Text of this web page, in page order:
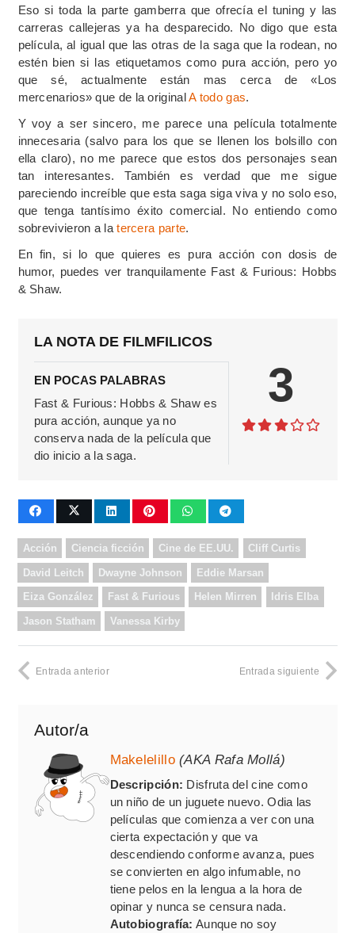
Eso si toda la parte gamberra que ofrecía el tuning y las
carreras callejeras ya ha desparecido. No digo que esta
película, al igual que las otras de la saga que la rodean, no
estén bien si las etiquetamos como pura acción, pero yo
que sé, actualmente están mas cerca de «Los
mercenarios» que de la originalA todo gas.
Y voy a ser sincero, me parece una película totalmente
innecesaria (salvo para los que se llenen los bolsillo con
ella claro), no me parece que estos dos personajes sean
tan interesantes. También es verdad que me sigue
pareciendo increíble que esta saga siga viva y no solo eso,
que tenga tantísimo éxito comercial. No entiendo como
sobrevivieron a latercera parte.
En fin, si lo que quieres es pura acción con dosis de
humor, puedes ver tranquilamente Fast & Furious: Hobbs
& Shaw.
LA NOTA DE FILMFILICOS
EN POCAS PALABRAS
Fast & Furious: Hobbs & Shaw es
pura acción, aunque ya no
conserva nada de la película que
dio inicio a la saga.
3
Acción Ciencia ficción Cine de EE.UU. Cliff Curtis
David Leitch Dwayne Johnson Eddie Marsan
Eiza González Fast & Furious Helen Mirren Idris Elba
Jason Statham Vanessa Kirby
Entrada anterior Entrada siguiente
Autor/a
Makelelillo (AKA Rafa Mollá)
Descripción: Disfruta del cine como
un niño de un juguete nuevo. Odia las
películas que comienza a ver con una
cierta expectación y que va
descendiendo conforme avanza, pues
se convierten en algo infumable, no
tiene pelos en la lengua a la hora de
opinar y nunca se censura nada.
Autobiografía: Aunque no soy